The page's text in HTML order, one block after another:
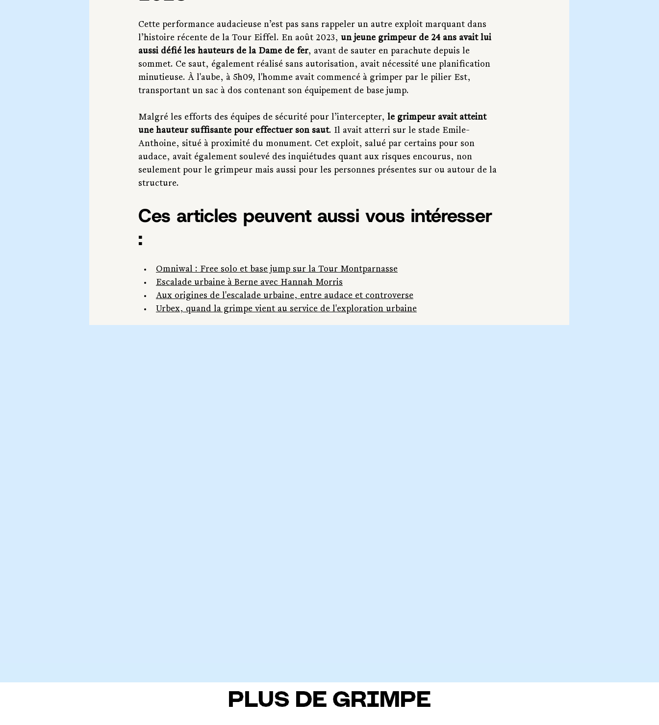
Cette performance audacieuse n’est pas sans rappeler un autre exploit marquant dans
l’histoire récente de la Tour Eiffel. En août 2023, un jeune grimpeur de 24 ans avait lui
aussi défié les hauteurs de la Dame de fer, avant de sauter en parachute depuis le
sommet. Ce saut, également réalisé sans autorisation, avait nécessité une planification
minutieuse. À l'aube, à 5h09, l'homme avait commencé à grimper par le pilier Est,
transportant un sac à dos contenant son équipement de base jump.
Malgré les efforts des équipes de sécurité pour l’intercepter, le grimpeur avait atteint
une hauteur suffisante pour effectuer son saut. Il avait atterri sur le stade Emile-
Anthoine, situé à proximité du monument. Cet exploit, salué par certains pour son
audace, avait également soulevé des inquiétudes quant aux risques encourus, non
seulement pour le grimpeur mais aussi pour les personnes présentes sur ou autour de la
structure.
Ces articles peuvent aussi vous intéresser
:
Omniwal : Free solo et base jump sur la Tour Montparnasse
Escalade urbaine à Berne avec Hannah Morris
Aux origines de l'escalade urbaine, entre audace et controverse
Urbex, quand la grimpe vient au service de l'exploration urbaine
PLUS DE GRIMPE